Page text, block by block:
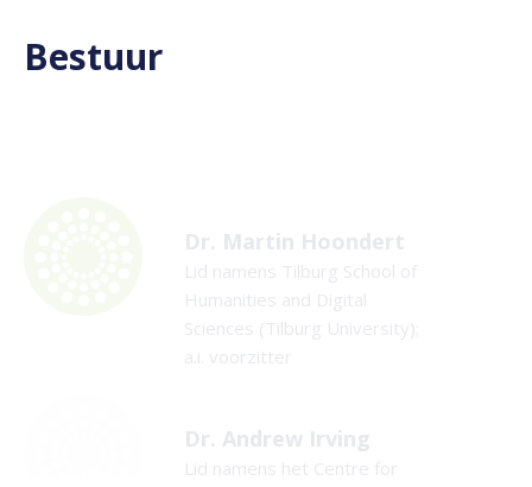
Bestuur
Dr. Martin Hoondert
Lid namens Tilburg School of
Humanities and Digital
Sciences (Tilburg University);
a.i. voorzitter
Dr. Andrew Irving
Lid namens het Centre for